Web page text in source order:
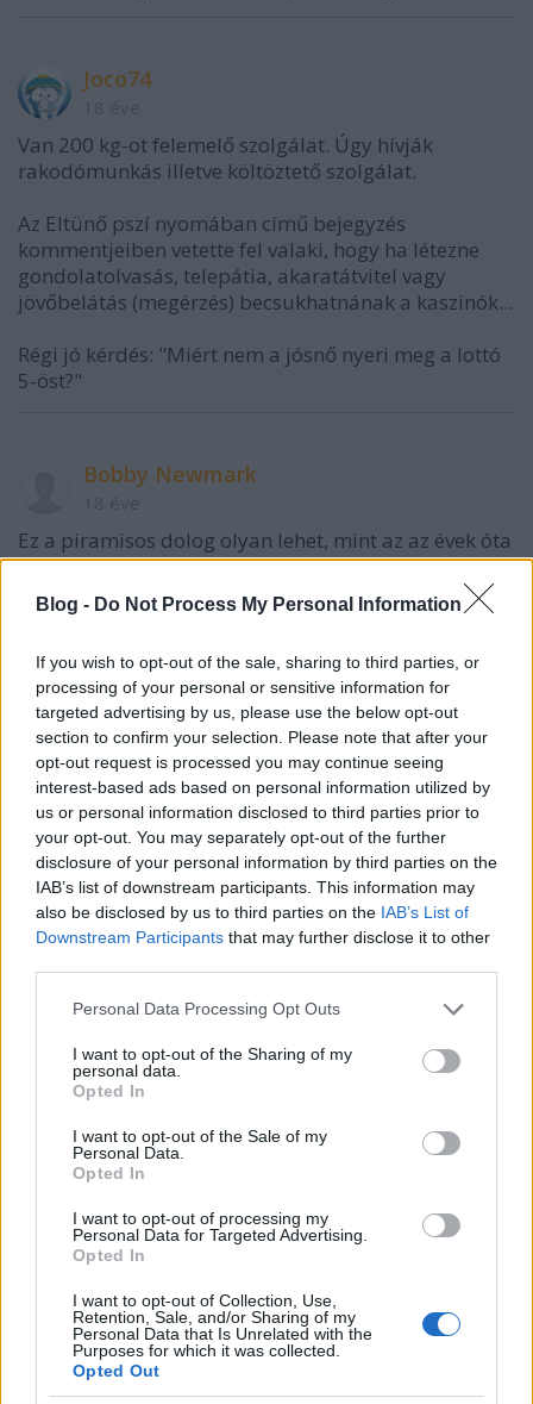
Blog - Do Not Process My Personal Information
If you wish to opt-out of the sale, sharing to third parties, or
processing of your personal or sensitive information for
targeted advertising by us, please use the below opt-out
section to confirm your selection. Please note that after your
opt-out request is processed you may continue seeing
interest-based ads based on personal information utilized by
us or personal information disclosed to third parties prior to
your opt-out. You may separately opt-out of the further
disclosure of your personal information by third parties on the
IAB’s list of downstream participants. This information may
also be disclosed by us to third parties on the IAB’s List of
Downstream Participants that may further disclose it to other
Please note that this website/app uses one or more Google
not limited to your visit or usage behaviour. You may click to
grant or deny consent to Google and its third-party tags to
use your data for below specified purposes in below Google
consent section.
Personal Data Processing Opt Outs
I want to opt-out of the Sharing of my
personal data.
Opted In
I want to opt-out of the Sale of my
Personal Data.
Opted In
I want to opt-out of processing my
Personal Data for Targeted Advertising.
Opted In
I want to opt-out of Collection, Use,
Retention, Sale, and/or Sharing of my
Personal Data that Is Unrelated with the
Purposes for which it was collected.
Opted Out
Joco74
Van 200 kg-ot felemelő szolgálat. Úgy hívják
rakodómunkás illetve költöztető szolgálat.
Az Eltünő pszí nyomában című bejegyzés
kommentjeiben vetette fel valaki, hogy ha létezne
gondolatolvasás, telepátia, akaratátvitel vagy
jövőbelátás (megérzés) becsukhatnának a kaszinók...
Régi jó kérdés: "Miért nem a jósnő nyeri meg a lottó
5-öst?"
Bobby Newmark
Ez a piramisos dolog olyan lehet, mint az az évek óta
keringő ímél, ami arról szól, hogy gyorsan kell
válaszolni pár egyszerű kérdésre, és a végén úgyis a
piros kalapácsra gondol az emberek 99%-a.
bolhabetu
18 éve
"Régi jó kérdés: "Miért nem a jósnő nyeri meg a lottó
5-öst?""
Még jobb kérdés:
"Miért kell a jóshoz előzetesen bejelentkezni?"
Indijoe
A piramisra 34% tippelt. "Nem a piramisra" pedig
66%. :-)
Nebameg
18 éve
www.mtv.hu/videotar/?id=21081
Joco74